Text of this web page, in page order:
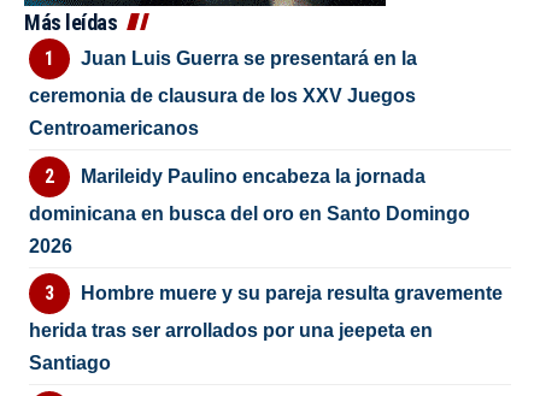
Más leídas
Juan Luis Guerra se presentará en la
ceremonia de clausura de los XXV Juegos
Centroamericanos
Marileidy Paulino encabeza la jornada
dominicana en busca del oro en Santo Domingo
2026
Hombre muere y su pareja resulta gravemente
herida tras ser arrollados por una jeepeta en
Santiago